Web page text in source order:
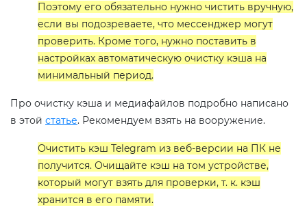
Поэтому его обязательно нужно чистить вручную,
если вы подозреваете, что мессенджер могут
проверить. Кроме того, нужно поставить в
настройках автоматическую очистку кэша на
минимальный период.
Про очистку кэша и медиафайлов подробно написано
в этой статье. Рекомендуем взять на вооружение.
Очистить кэш Telegram из веб-версии на ПК не
получится. Очищайте кэш на том устройстве,
который могут взять для проверки, т. к. кэш
хранится в его памяти.